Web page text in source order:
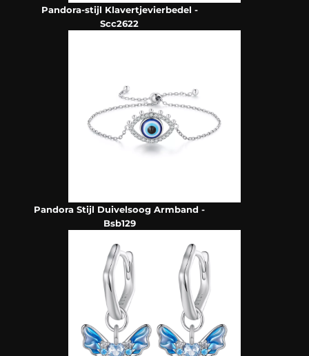
Pandora-stijl Klavertjevierbedel -
Scc2622
Pandora Stijl Duivelsoog Armband -
Bsb129